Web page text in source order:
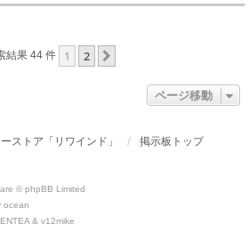
結果 44 件 1 2
ページ移動
ストア「リワインド」 掲示板トップ
© phpBB Limited
ocean
& v12mike